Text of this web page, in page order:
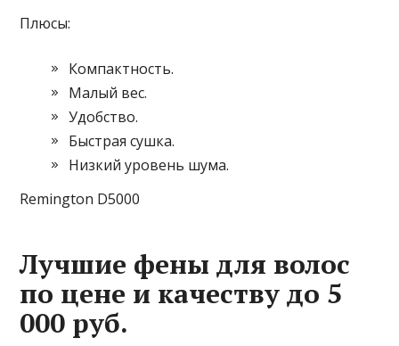
Плюсы:
Компактность.
Малый вес.
Удобство.
Быстрая сушка.
Низкий уровень шума.
Remington D5000
Лучшие фены для волос
по цене и качеству до 5
000 руб.